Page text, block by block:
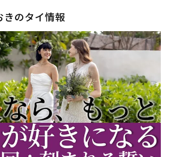
きのタイ情報